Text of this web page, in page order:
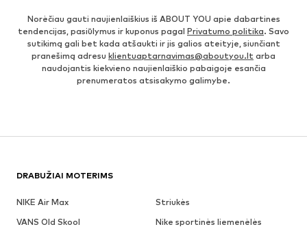
Norėčiau gauti naujienlaiškius iš ABOUT YOU apie dabartines
tendencijas, pasiūlymus ir kuponus pagal Privatumo politika. Savo
sutikimą gali bet kada atšaukti ir jis galios ateityje, siunčiant
pranešimą adresu klientuaptarnavimas@aboutyou.lt arba
naudojantis kiekvieno naujienlaiškio pabaigoje esančia
prenumeratos atsisakymo galimybe.
DRABUŽIAI MOTERIMS
NIKE Air Max
Striukės
VANS Old Skool
Nike sportinės liemenėlės